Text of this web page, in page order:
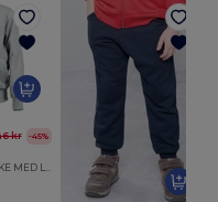
kr -45%
BØRNESWEATJAKKE MED LYNÅS